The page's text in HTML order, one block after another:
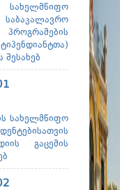
შესახებ
სახელმწიფო
გაცემის